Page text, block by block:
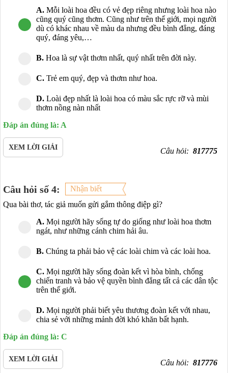
A. Mỗi loài hoa đều có vẻ đẹp riêng nhưng loài hoa nào
cũng quý cũng thơm. Cũng như trên thế giới, mọi người
dù có khác nhau về màu da nhưng đều bình đẳng, đáng
quý, đáng yêu,…
B. Hoa là sự vật thơm nhất, quý nhất trên đời này.
C. Trẻ em quý, đẹp và thơm như hoa.
D. Loài đẹp nhất là loài hoa có màu sắc rực rỡ và mùi
thơm nồng nàn nhất
Đáp án đúng là: A
XEM LỜI GIẢI Câu hỏi: 817775
Câu hỏi số 4:
Nhận biết
Qua bài thơ, tác giả muốn gửi gắm thông điệp gì?
A. Mọi người hãy sống tự do giống như loài hoa thơm
ngát, như những cánh chim hải âu.
B. Chúng ta phải bảo vệ các loài chim và các loài hoa.
C. Mọi người hãy sống đoàn kết vì hòa bình, chống
chiến tranh và bảo vệ quyền bình đẳng tất cả các dân tộc
trên thế giới.
D. Mọi người phải biết yêu thương đoàn kết với nhau,
chia sẻ với những mảnh đời khó khăn bất hạnh.
Đáp án đúng là: C
XEM LỜI GIẢI Câu hỏi: 817776